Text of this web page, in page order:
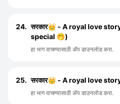
24. सरकार👑 - A royal love story
special 🤭)
हा भाग वाचण्यासाठी ॲप डाउनलोड करा.
25. सरकार👑 - A royal love
हा भाग वाचण्यासाठी ॲप डाउनलोड करा.